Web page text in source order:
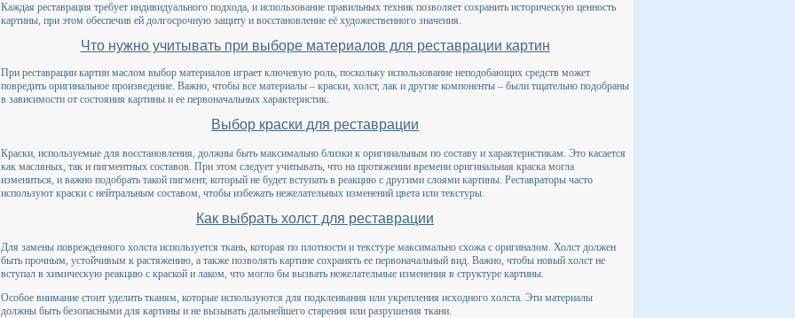
Каждая реставрация требует индивидуального подхода, и использование правильных техник позволяет сохранить историческую ценность
картины, при этом обеспечив ей долгосрочную защиту и восстановление её художественного значения.
Что нужно учитывать при выборе материалов для реставрации картин
При реставрации картин маслом выбор материалов играет ключевую роль, поскольку использование неподобающих средств может
повредить оригинальное произведение. Важно, чтобы все материалы – краски, холст, лак и другие компоненты – были тщательно подобраны
в зависимости от состояния картины и ее первоначальных характеристик.
Выбор краски для реставрации
Краски, используемые для восстановления, должны быть максимально близки к оригинальным по составу и характеристикам. Это касается
как масляных, так и пигментных составов. При этом следует учитывать, что на протяжении времени оригинальная краска могла
измениться, и важно подобрать такой пигмент, который не будет вступать в реакцию с другими слоями картины. Реставраторы часто
используют краски с нейтральным составом, чтобы избежать нежелательных изменений цвета или текстуры.
Как выбрать холст для реставрации
Для замены поврежденного холста используется ткань, которая по плотности и текстуре максимально схожа с оригиналом. Холст должен
быть прочным, устойчивым к растяжению, а также позволять картине сохранять ее первоначальный вид. Важно, чтобы новый холст не
вступал в химическую реакцию с краской и лаком, что могло бы вызвать нежелательные изменения в структуре картины.
Особое внимание стоит уделить тканям, которые используются для подклеивания или укрепления исходного холста. Эти материалы
должны быть безопасными для картины и не вызывать дальнейшего старения или разрушения ткани.